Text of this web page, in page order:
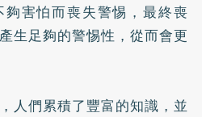
害怕而喪失警惕，最終喪
生足夠的警惕性，從而會更
人們累積了豐富的知識，並